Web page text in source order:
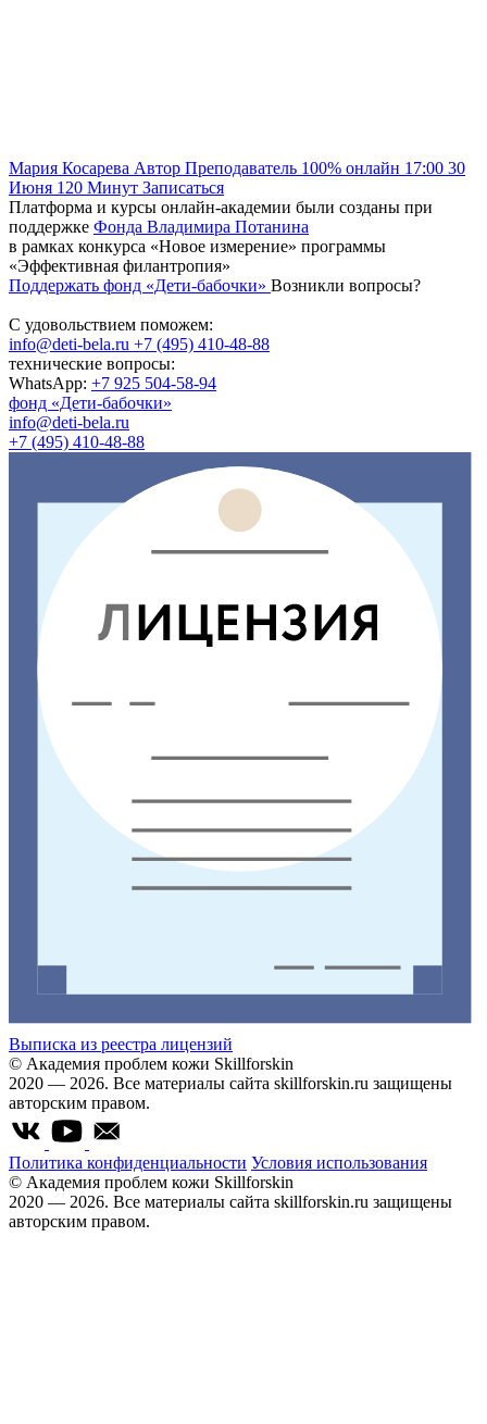
Мария Косарева Автор Преподаватель 100% онлайн 17:00 30
Июня 120 Минут Записаться
Платформа и курсы онлайн-академии были созданы при
поддержке Фонда Владимира Потанина
в рамках конкурса «Новое измерение» программы
«Эффективная филантропия»
Поддержать фонд «Дети-бабочки» Возникли вопросы?
С удовольствием поможем:
info@deti-bela.ru +7 (495) 410-48-88
технические вопросы:
WhatsApp: +7 925 504-58-94
фонд «Дети-бабочки»
info@deti-bela.ru
+7 (495) 410-48-88
Выписка из реестра лицензий
© Академия проблем кожи Skillforskin
2020 — 2026. Все материалы сайта skillforskin.ru защищены
авторским правом.
Политика конфиденциальности Условия использования
© Академия проблем кожи Skillforskin
2020 — 2026. Все материалы сайта skillforskin.ru защищены
авторским правом.